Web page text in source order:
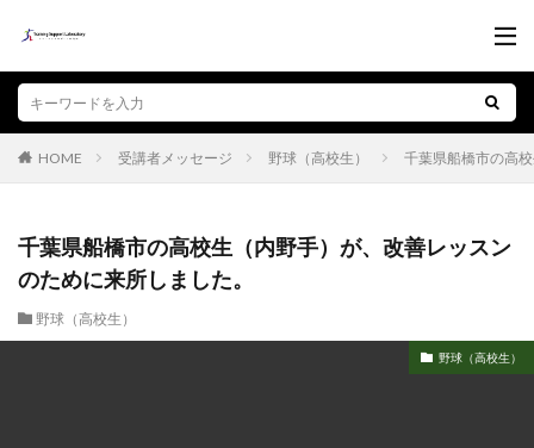
HOME 受講者メッセージ 野球（高校生） 千葉県船橋市の高
千葉県船橋市の高校生（内野手）が、改善レッスン
のために来所しました。
野球（高校生）
野球（高校生）